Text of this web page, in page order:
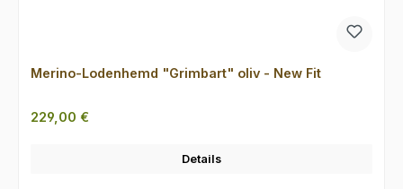
Merino-Lodenhemd "Grimbart" oliv - New Fit
Regulärer Preis:
229,00 €
Details